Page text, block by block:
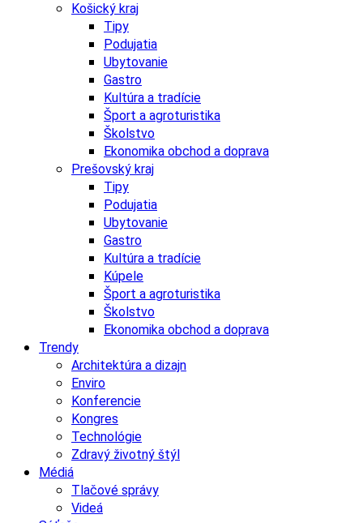
Košický kraj
Tipy
Podujatia
Ubytovanie
Gastro
Kultúra a tradície
Šport a agroturistika
Školstvo
Ekonomika obchod a doprava
Prešovský kraj
Tipy
Podujatia
Ubytovanie
Gastro
Kultúra a tradície
Kúpele
Šport a agroturistika
Školstvo
Ekonomika obchod a doprava
Trendy
Architektúra a dizajn
Enviro
Konferencie
Kongres
Technológie
Zdravý životný štýl
Médiá
Tlačové správy
Videá